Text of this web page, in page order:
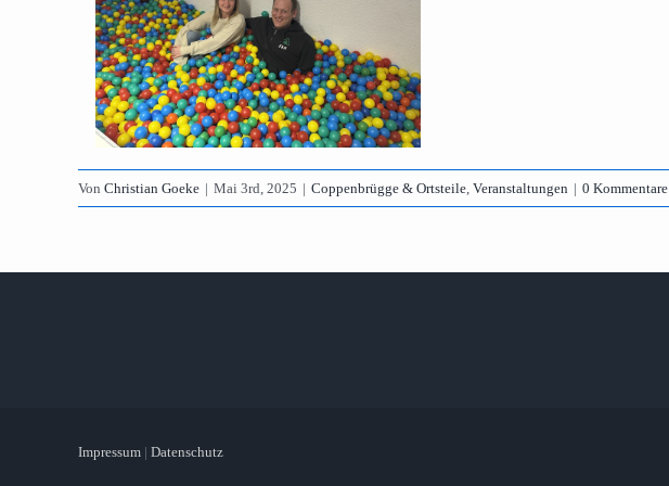
Von Christian Goeke | Mai 3rd, 2025 | Coppenbrügge & Ortsteile, Veranstaltungen | 0 Kommentare
Impressum | Datenschutz